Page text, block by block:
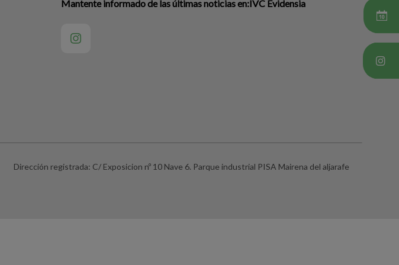
Mantente informado de las últimas noticias en:IVC Evidensia
Dirección registrada: C/ Exposicion nº 10 Nave 6. Parque industrial PISA Mairena del aljarafe